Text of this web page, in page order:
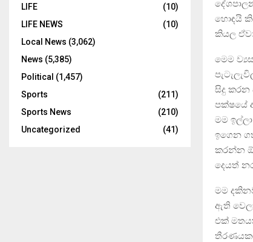
හොඳයි
කියල
මෙම
සිදු කරන
පක්ෂයේ
මම
ඉගෙන
කරන්න
දෙයත්
මම
ඇති
එක්
LIFE
(10)
LIFE NEWS
(10)
Local News (3,062)
News (5,385)
Political (1,457)
Sports
(211)
Sports News
(210)
Uncategorized
(41)